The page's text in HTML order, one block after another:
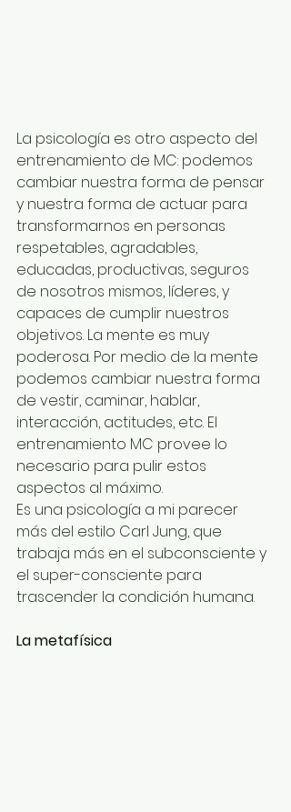
La psicología es otro aspecto del
entrenamiento de MC: podemos
cambiar nuestra forma de pensar
y nuestra forma de actuar para
transformarnos en personas
respetables, agradables,
educadas, productivas, seguros
de nosotros mismos, líderes, y
capaces de cumplir nuestros
objetivos. La mente es muy
poderosa. Por medio de la mente
podemos cambiar nuestra forma
de vestir, caminar, hablar,
interacción, actitudes, etc. El
entrenamiento MC provee lo
necesario para pulir estos
aspectos al máximo.
Es una psicología a mi parecer
más del estilo Carl Jung, que
trabaja más en el subconsciente y
el super-consciente para
trascender la condición humana.
La metafísica